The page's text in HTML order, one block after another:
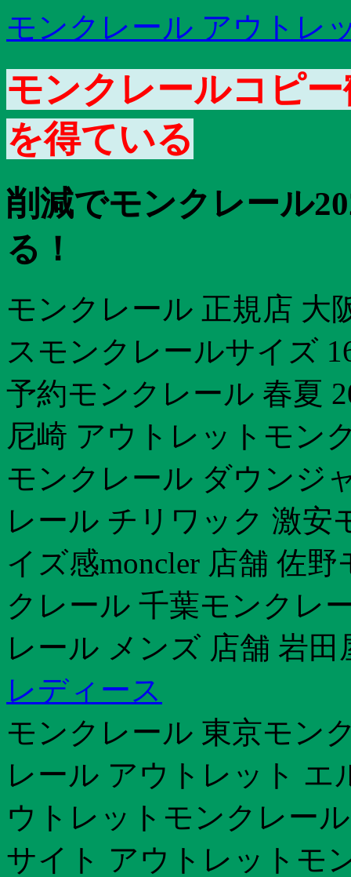
モンクレール アウトレ
モンクレールコピ
を得ている
削減でモンクレール
る！
モンクレール 正規店 大
スモンクレールサイズ
予約モンクレール 春夏
尼崎 アウトレットモン
モンクレール ダウンジ
レール チリワック 激安
イズ感moncler 店舗 佐
クレール 千葉モンクレ
レール メンズ 店舗 岩田
レディース
モンクレール 東京モン
レール アウトレット エ
ウトレットモンクレー
サイト アウトレットモ